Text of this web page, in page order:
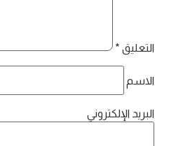
التعليق *
الاسم
البريد الإلكتروني